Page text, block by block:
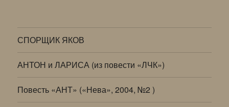
СПОРЩИК ЯКОВ
АНТОН и ЛАРИСА (из повести «ЛЧК»)
Повесть «АНТ» («Нева», 2004, №2 )